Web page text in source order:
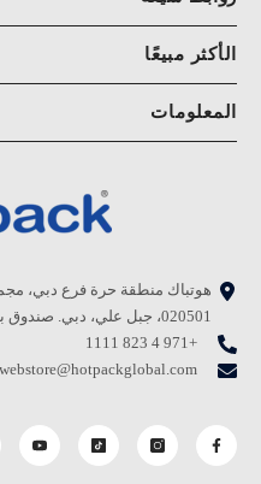
الأكثر مبيعًا
المعلومات
020501، جبل علي، دبي. صندوق بريد - 80590
+971 4 823 1111
webstore@hotpackglobal.com